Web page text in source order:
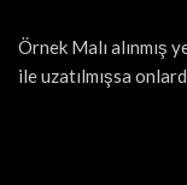
Örnek Malı alınmış
ile uzatılmışsa